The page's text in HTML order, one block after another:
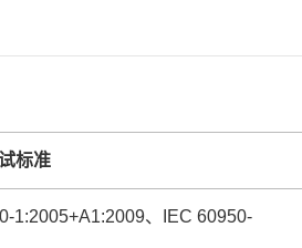
标准
1:2005+A1:2009、IEC 60950-